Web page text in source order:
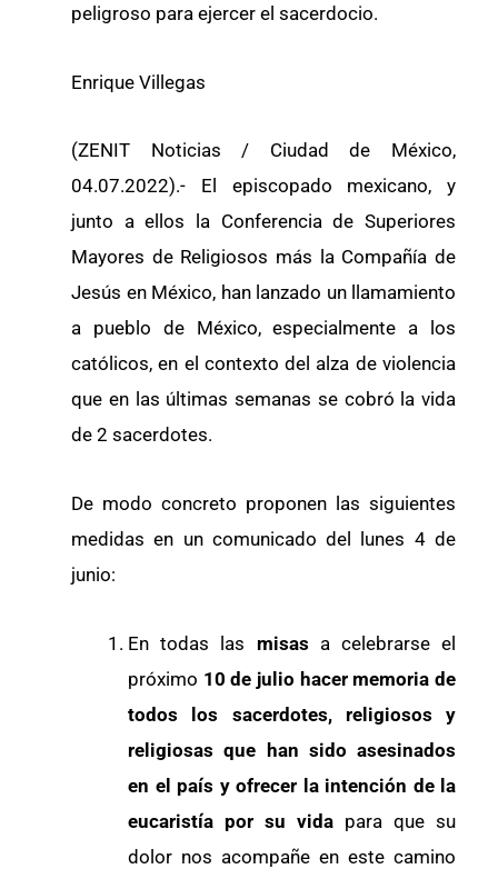
peligroso para ejercer el sacerdocio.
Enrique Villegas
(ZENIT Noticias / Ciudad de México,
04.07.2022).- El episcopado mexicano, y
junto a ellos la Conferencia de Superiores
Mayores de Religiosos más la Compañía de
Jesús en México, han lanzado un llamamiento
a pueblo de México, especialmente a los
católicos, en el contexto del alza de violencia
que en las últimas semanas se cobró la vida
de 2 sacerdotes.
De modo concreto proponen las siguientes
medidas en un comunicado del lunes 4 de
junio:
En todas las misas a celebrarse el
próximo 10 de julio hacer memoria de
todos los sacerdotes, religiosos y
religiosas que han sido asesinados
en el país y ofrecer la intención de la
eucaristía por su vida para que su
dolor nos acompañe en este camino